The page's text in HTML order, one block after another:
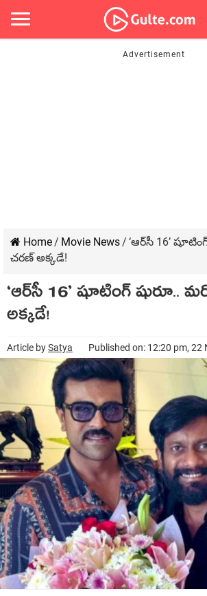
Home/ Movie News/ ‘ఆర్‌సీ 16’
చ‌ర‌ణ్ అక్క‌డే!
‘ఆర్‌సీ 16’ షూటింగ్ షురూ..
అక్క‌డే!
Article bySatya Published on: 12:20 pm, 22